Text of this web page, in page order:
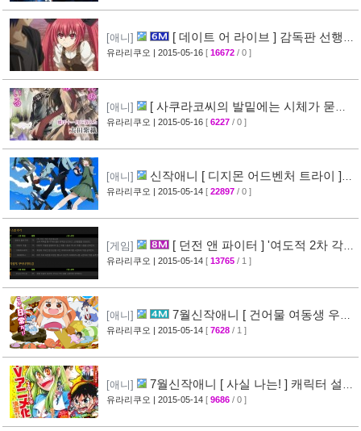
[애니]
[ 데이트 어 라이브 ] 감독판 선행컷
& 극장판 캐릭터 설정화 공개
유라리쿠오 | 2015-05-16 [ 16672 / 0 ]
[애니]
[ 사쿠라코씨의 발밑에는 시체가 묻혀
있다 ] 애니메이션화 결정
유라리쿠오 | 2015-05-16 [ 6227 / 0 ]
[애니]
신작애니 [ 디지몬 어드벤처 트라이 ]
캐릭터 설정화 팬아트 공개
유라리쿠오 | 2015-05-14 [ 22897 / 0 ]
[게임]
[ 던전 앤 파이터 ] '여도적 2차 각
성' 캐릭터 플레이 영상 공개
유라리쿠오 | 2015-05-14 [ 13765 / 1 ]
[애니]
7월신작애니 [ 건어물 여동생 우마
루짱 ] 주요 성우진 & 캐릭터 설정화 공개
유라리쿠오 | 2015-05-14 [ 7628 / 1 ]
[애니]
7월신작애니 [ 사실 나는! ] 캐릭터 설정
화 + 성우진 공개 [32]
유라리쿠오 | 2015-05-14 [ 9686 / 0 ]